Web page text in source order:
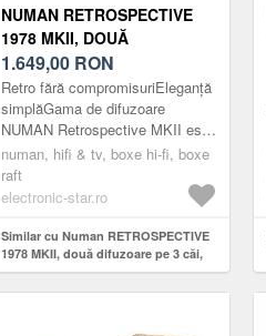
NUMAN RETROSPECTIVE
1978 MKII, DOUĂ
DIFUZOARE PE 3 CĂI, ALBE,
CAPAC DE CULOARE
NEGRU-MARO, SUPORTURI
1.649,00 RON
Retro fără compromisuriEleganță
simplăGama de difuzoare
NUMAN Retrospective MKII este
un tribut adus aniilor anteriori, cu
accent pe un design eleg...
numan, hifi & tv, boxe hi-fi, boxe
raft
electronic-star.ro
Similar cu Numan RETROSPECTIVE
1978 MKII, două difuzoare pe 3 căi,
albe, capac de culoare negru-maro,
suporturi